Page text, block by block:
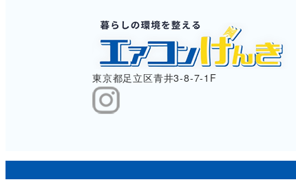
東京都足立区青井3-8-7-1F